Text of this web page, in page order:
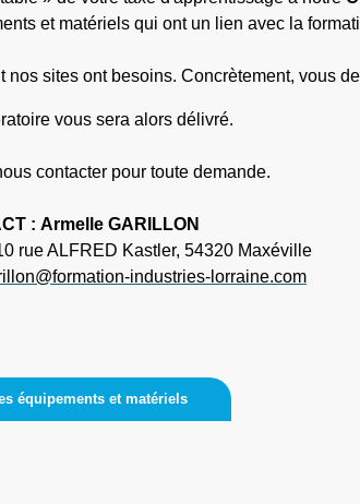
et matériels qui ont un lien avec la
sites ont besoins. Concrètement, vous
vous sera alors délivré.
contacter pour toute demande.
: Armelle GARILLON
rue ALFRED Kastler, 54320 Maxéville
industries-lorraine.com
équipements et matériels